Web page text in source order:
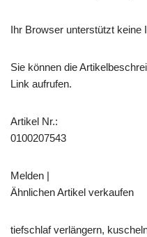
Ihr Browser unterstützt keine
Sie können die
Link aufrufen.
Artikel Nr.:
0100207543
Melden |
Ähnlichen Artikel verkaufen
tiefschlaf verlängern,